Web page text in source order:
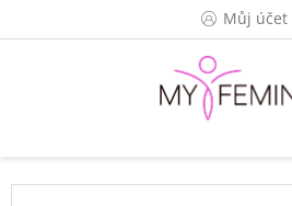
Můj účet